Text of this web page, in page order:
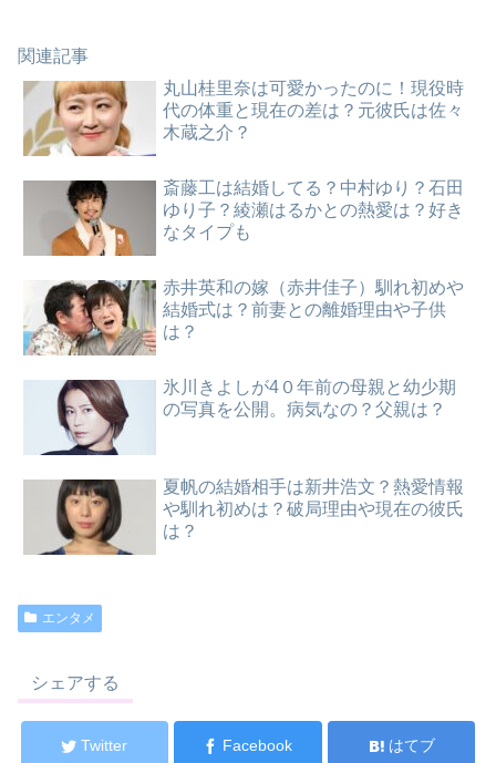
関連記事
丸山桂里奈は可愛かったのに！現役時
代の体重と現在の差は？元彼氏は佐々
木蔵之介？
斎藤工は結婚してる？中村ゆり？石田
ゆり子？綾瀬はるかとの熱愛は？好き
なタイプも
赤井英和の嫁（赤井佳子）馴れ初めや
結婚式は？前妻との離婚理由や子供
は？
氷川きよしが4０年前の母親と幼少期
の写真を公開。病気なの？父親は？
夏帆の結婚相手は新井浩文？熱愛情報
や馴れ初めは？破局理由や現在の彼氏
は？
エンタメ
シェアする
Twitter Facebook はてブ